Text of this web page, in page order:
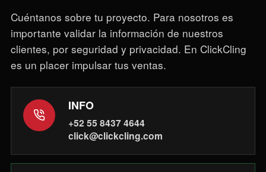
Cuéntanos sobre tu proyecto. Para nosotros es
importante validar la información de nuestros
clientes, por seguridad y privacidad. En ClickCling
es un placer impulsar tus ventas.
INFO
+52 55 8437 4644
click@clickcling.com